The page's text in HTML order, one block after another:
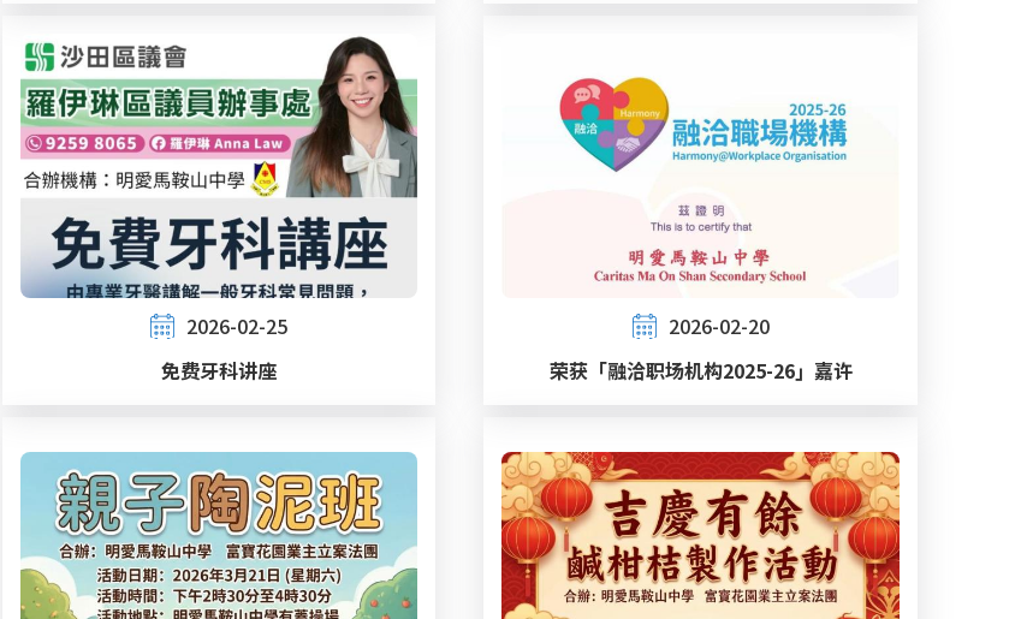
2026-02-25
免费牙科讲座
2026-02-20
荣获「融洽职场机构2025-26」嘉许